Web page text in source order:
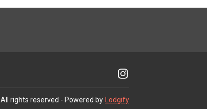
All rights reserved - Powered by Lodgify